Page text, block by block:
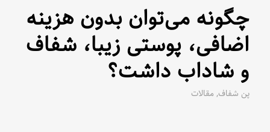
چگونه می‌توان بدون هزینه
اضافی، پوستی زیبا، شفاف
و شاداب داشت؟
پن شفاف, مقالات